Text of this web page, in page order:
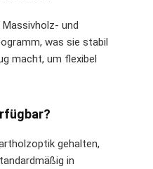
und
was sie stabil
macht, um flexibel
gehalten,
in